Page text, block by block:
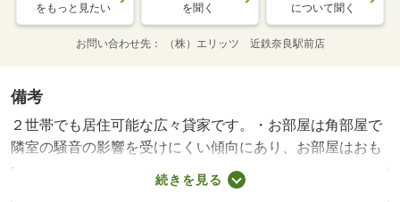
をもっと見たい を聞く について聞く
お問い合わせ先 （株）エリッツ 近鉄奈良駅前店
備考
２世帯でも居住可能な広々貸家です。・お部屋は角部屋で
隣室の騒音の影響を受けにくい傾向にあり、お部屋はおも
な開口部が南方向に向いております。周辺にはローソン
大和郡山新町店があり便利です。・バイク置場：有（無
続きを見る